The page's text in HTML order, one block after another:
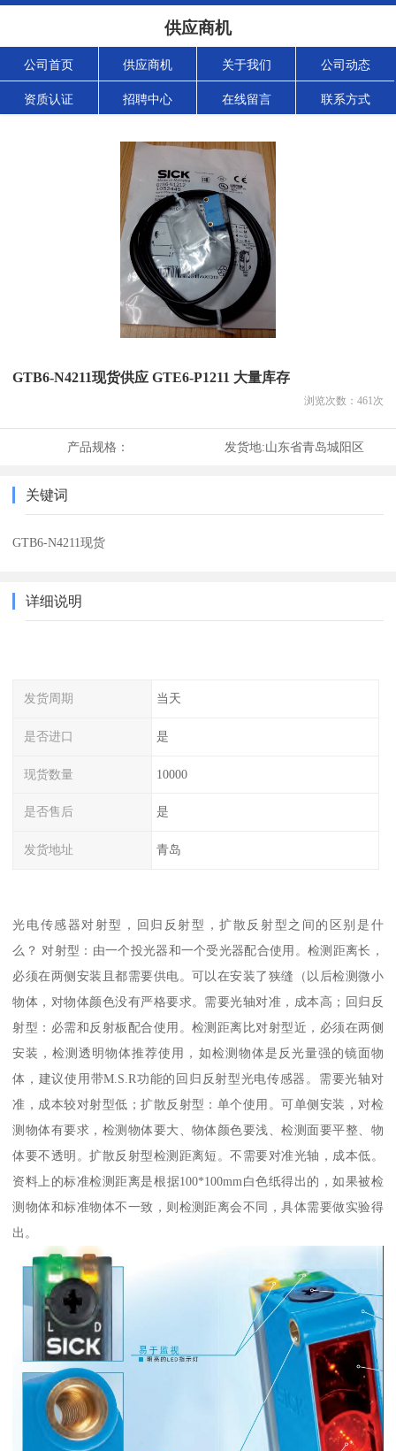
供应商机
公司首页 供应商机 关于我们 公司动态
资质认证 招聘中心 在线留言 联系方式
GTB6-N4211现货供应 GTE6-P1211 大量库存
浏览次数： 461次
产品规格： 发货地:山东省青岛城阳区
关键词
GTB6-N4211现货
详细说明
发货周期 当天
是否进口 是
现货数量 10000
是否售后 是
发货地址 青岛
光电传感器对射型，回归反射型，扩散反射型之间的区别是什
么？ 对射型：由一个投光器和一个受光器配合使用。检测距离长，
必须在两侧安装且都需要供电。可以在安装了狭缝（以后检测微小
物体，对物体颜色没有严格要求。需要光轴对准，成本高；回归反
射型：必需和反射板配合使用。检测距离比对射型近，必须在两侧
安装，检测透明物体推荐使用，如检测物体是反光量强的镜面物
体，建议使用带M.S.R功能的回归反射型光电传感器。需要光轴对
准，成本较对射型低；扩散反射型：单个使用。可单侧安装，对检
测物体有要求，检测物体要大、物体颜色要浅、检测面要平整、物
体要不透明。扩散反射型检测距离短。不需要对准光轴，成本低。
资料上的标准检测距离是根据100*100mm白色纸得出的，如果被检
测物体和标准物体不一致，则检测距离会不同，具体需要做实验得
出。